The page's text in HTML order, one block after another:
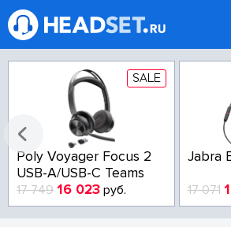
SALE
Poly Voyager Focus 2
USB-A/USB-C Teams
17 749 16 023 руб.
Jabra
17 071